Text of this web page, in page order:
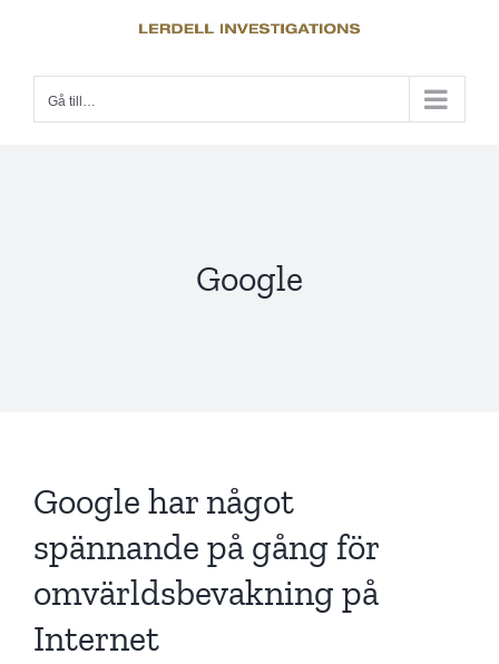
innehållet
Gå till…
Google
Google har något
spännande på gång för
omvärldsbevakning på
Internet